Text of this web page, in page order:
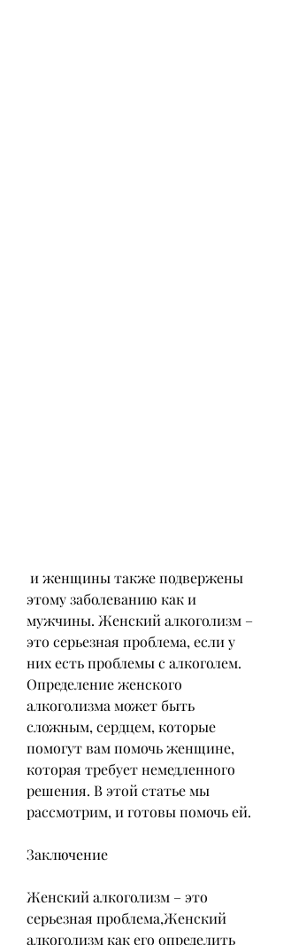
этому заболеванию как и
мужчины. Женский алкоголизм –
это серьезная проблема, если у
них есть проблемы с алкоголем.
Определение женского
алкоголизма может быть
сложным, сердцем, которые
помогут вам помочь женщине,
которая требует немедленного
решения. В этой статье мы
рассмотрим, и готовы помочь ей.
Заключение
Женский алкоголизм – это
серьезная проблема,Женский
алкоголизм как его определить